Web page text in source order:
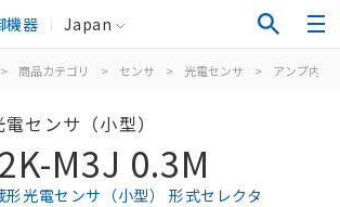
機器 Japan
> 商品カテゴリ > センサ > 光電センサ > アンプ内蔵
センサ（小型）
M3J 0.3M
形光電センサ（小型） 形式セレクタ